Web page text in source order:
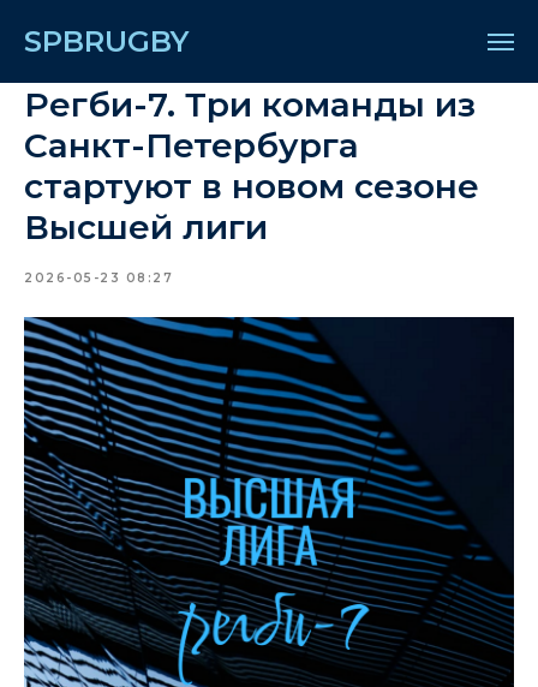
SPBRUGBY
Регби-7. Три команды из
Санкт-Петербурга
стартуют в новом сезоне
Высшей лиги
2026-05-23 08:27